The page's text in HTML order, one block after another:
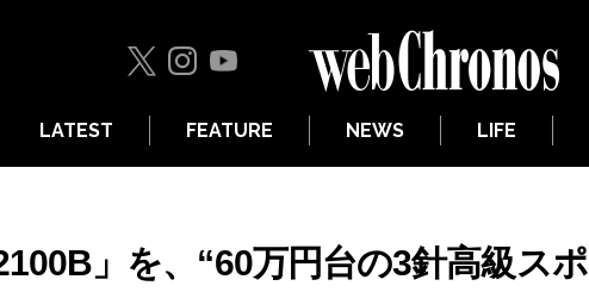
LATEST FEATURE NEWS LIFE
」を、“60万円台の3針高級スポ